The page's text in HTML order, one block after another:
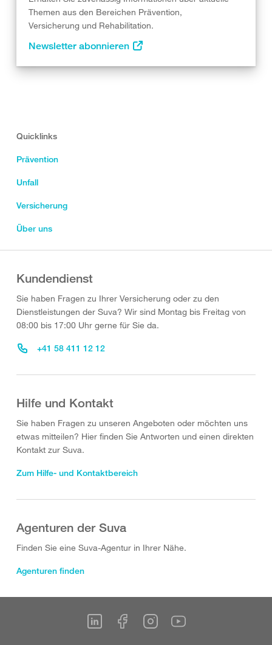
Themen aus den Bereichen Prävention,
Versicherung und Rehabilitation.
Newsletter abonnieren
Quicklinks
Prävention
Unfall
Versicherung
Über uns
Kundendienst
Sie haben Fragen zu Ihrer Versicherung oder zu den
Dienstleistungen der Suva? Wir sind Montag bis Freitag von
08:00 bis 17:00 Uhr gerne für Sie da.
+41 58 411 12 12
Hilfe und Kontakt
Sie haben Fragen zu unseren Angeboten oder möchten uns
etwas mitteilen? Hier finden Sie Antworten und einen direkten
Kontakt zur Suva.
Zum Hilfe- und Kontaktbereich
Agenturen der Suva
Finden Sie eine Suva-Agentur in Ihrer Nähe.
Agenturen finden